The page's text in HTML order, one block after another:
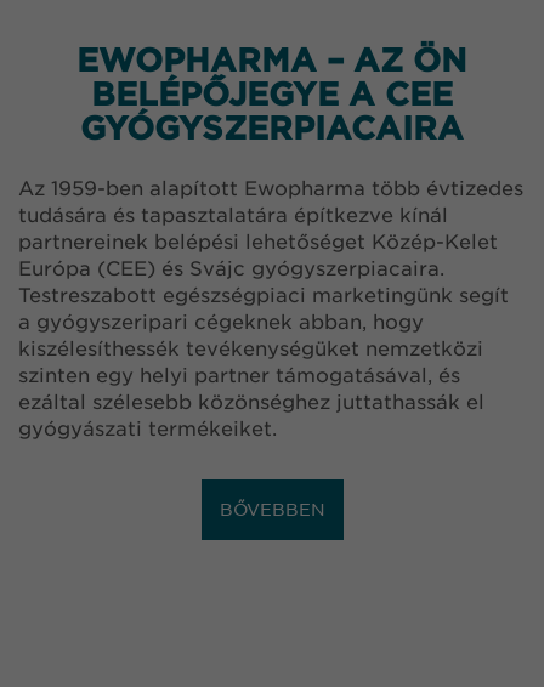
EWOPHARMA – AZ ÖN
BELÉPŐJEGYE A CEE
GYÓGYSZERPIACAIRA
Az 1959-ben alapított Ewopharma több évtizedes
tudására és tapasztalatára építkezve kínál
partnereinek belépési lehetőséget Közép-Kelet
Európa (CEE) és Svájc gyógyszerpiacaira.
Testreszabott egészségpiaci marketingünk segít
a gyógyszeripari cégeknek abban, hogy
kiszélesíthessék tevékenységüket nemzetközi
szinten egy helyi partner támogatásával, és
ezáltal szélesebb közönséghez juttathassák el
gyógyászati termékeiket.
BŐVEBBEN